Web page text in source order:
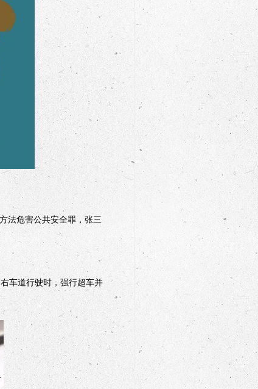
法危害公共安全罪，张三
车道行驶时，强行超车并